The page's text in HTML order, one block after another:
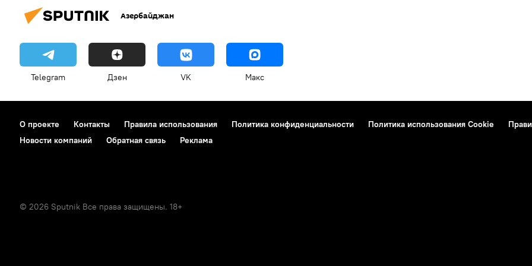
Азербайджан
Telegram Дзен VK Макс
О проекте Контакты Правила использования Политика конфиденциальности Политика использования Cookie
Новости компаний
Обратная связь Реклама
© 2026 Sputnik Все права защищены. 18+